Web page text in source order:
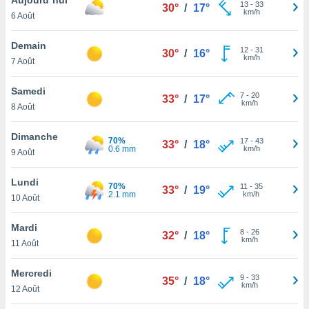
et
»,
au
vous
qu'ils
ou
le
ainsi
un
la
du
6 Août
30° / 17° 13- 33
km/h
Demain
7 Août
30° / 16° 12- 31
km/h
Samedi
8 Août
33° / 17° 7- 20
km/h
Dimanche
9 Août
70%
0.6 mm
33° / 18° 17- 43
km/h
Lundi
10 Août
70%
2.1 mm
33° / 19° 11 - 35
km/h
Mardi
11 Août
32° / 18° 8- 26
km/h
Mercredi
12 Août
35° / 18° 9- 33
km/h